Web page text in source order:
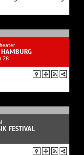
HAMBURG
28
FESTIVAL